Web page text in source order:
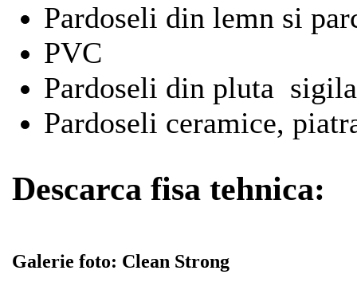
Pardoseli din lemn si
PVC
Pardoseli din pluta
Pardoseli ceramice,
Descarca fisa tehnica:
Galerie foto: Clean Strong